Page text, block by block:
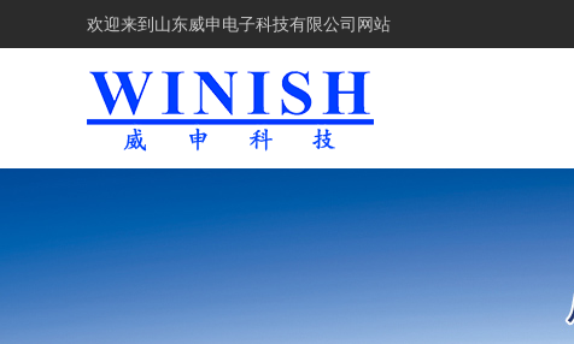
欢迎来到 山东威申电子科技有限公司网站